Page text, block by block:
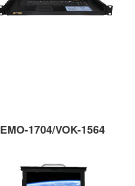
EMO-1704/VOK-1564